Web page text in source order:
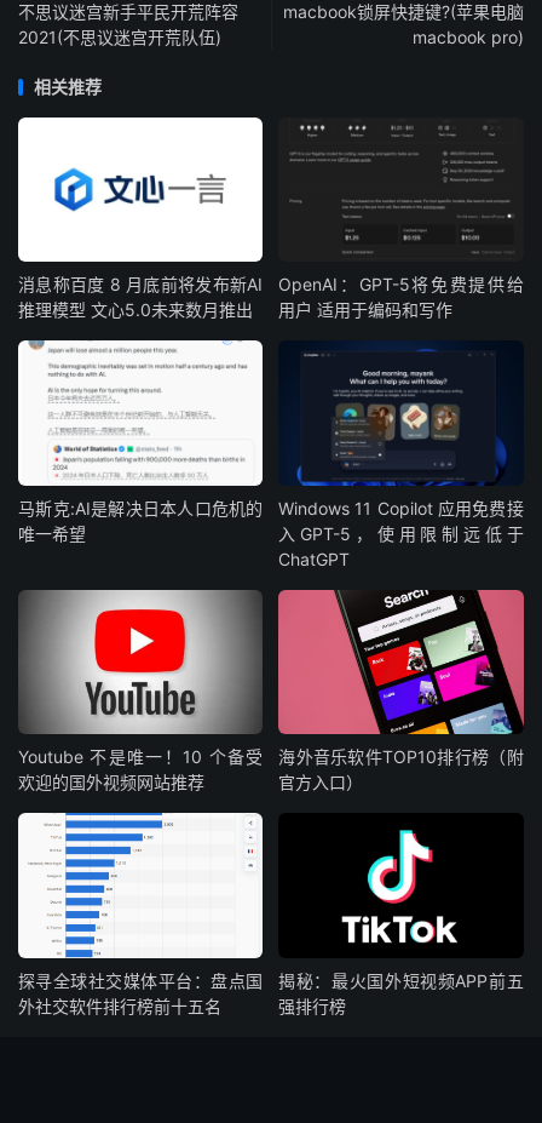
不思议迷宫新手平民开荒阵容
2021(不思议迷宫开荒队伍)
macbook锁屏快捷键?(苹果电脑
macbook pro)
相关推荐
消息称百度 8 月底前将发布新AI
推理模型 文心5.0未来数月推出
OpenAI：GPT-5将免费提供给
用户 适用于编码和写作
马斯克:AI是解决日本人口危机的
唯一希望
Windows 11 Copilot 应用免费接
入GPT-5，使用限制远低于
ChatGPT
Youtube 不是唯一！10 个备受
欢迎的国外视频网站推荐
海外音乐软件TOP10排行榜（附
官方入口）
探寻全球社交媒体平台：盘点国
外社交软件排行榜前十五名
揭秘：最火国外短视频APP前五
强排行榜